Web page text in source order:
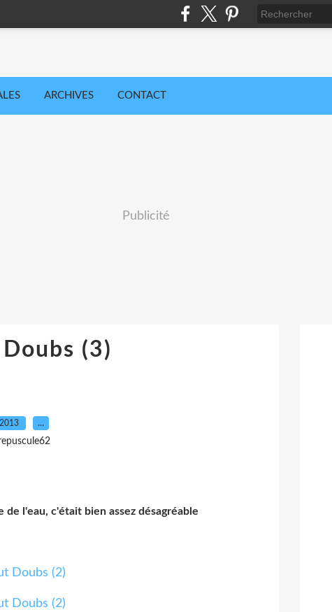
ARCHIVES CONTACT
Publicité
(3)
…
de l'eau, c'était bien assez désagréable